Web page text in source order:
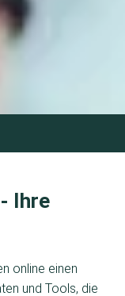
Ihre
online einen
und Tools, die